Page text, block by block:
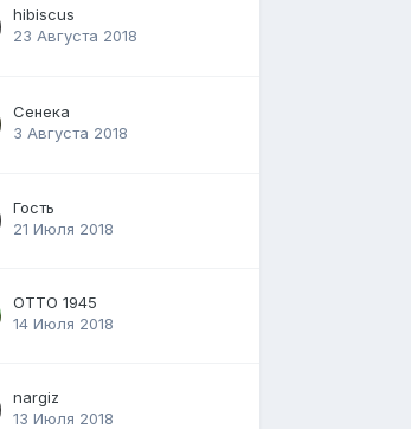
hibiscus
23 Августа 2018
Сенека
3 Августа 2018
Гость
21 Июля 2018
ОТТО 1945
14 Июля 2018
nargiz
13 Июля 2018